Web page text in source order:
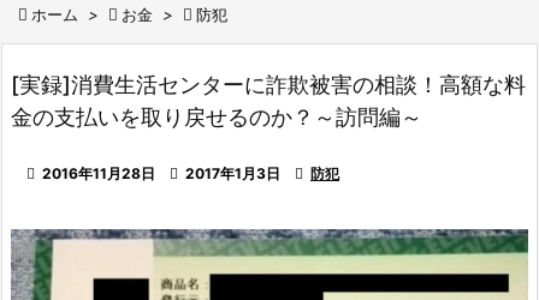
 ホーム >  お金 >  防犯
[実録]消費生活センターに詐欺被害の相談！高額な料
金の支払いを取り戻せるのか？～訪問編～
 2016年11月28日  2017年1月3日  防犯